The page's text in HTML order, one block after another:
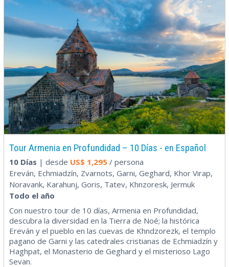
Tour Armenia en Profundidad – 10 Días - en Español
10 Días | desde US$ 1,295 / persona
Ereván, Echmiadzín, Zvarnots, Garni, Geghard, Khor Virap,
Noravank, Karahunj, Goris, Tatev, Khnzoresk, Jermuk
Todo el año
Con nuestro tour de 10 días, Armenia en Profundidad,
descubra la diversidad en la Tierra de Noé; la histórica
Ereván y el pueblo en las cuevas de Khndzorezk, el templo
pagano de Garni y las catedrales cristianas de Echmiadzín y
Haghpat, el Monasterio de Geghard y el misterioso Lago
Sevan.